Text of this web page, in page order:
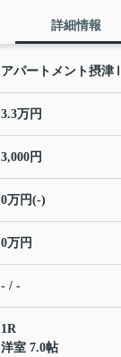
詳細情報
アパートメント摂津Ⅱ
3.3万円
3,000円
0万円(-)
0万円
- / -
1R
洋室 7.0帖